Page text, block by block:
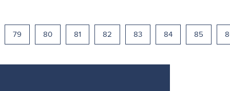
79 80 81 82 83 84 85